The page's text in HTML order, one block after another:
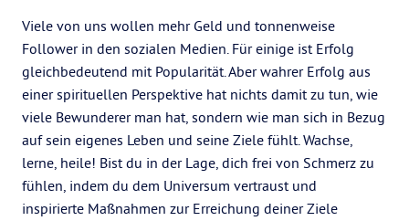
Viele von uns wollen mehr Geld und tonnenweise
Follower in den sozialen Medien. Für einige ist Erfolg
gleichbedeutend mit Popularität. Aber wahrer Erfolg aus
einer spirituellen Perspektive hat nichts damit zu tun, wie
viele Bewunderer man hat, sondern wie man sich in Bezug
auf sein eigenes Leben und seine Ziele fühlt. Wachse,
lerne, heile! Bist du in der Lage, dich frei von Schmerz zu
fühlen, indem du dem Universum vertraust und
inspirierte Maßnahmen zur Erreichung deiner Ziele